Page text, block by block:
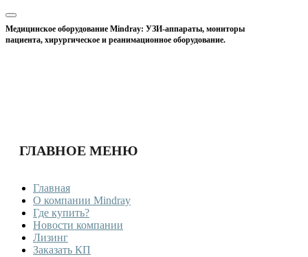
Медицинское оборудование Mindray: УЗИ-аппараты, мониторы
пациента, хирургическое и реанимационное оборудование.
ГЛАВНОЕ МЕНЮ
Главная
О компании Mindray
Где купить?
Новости компании
Лизинг
Заказать КП